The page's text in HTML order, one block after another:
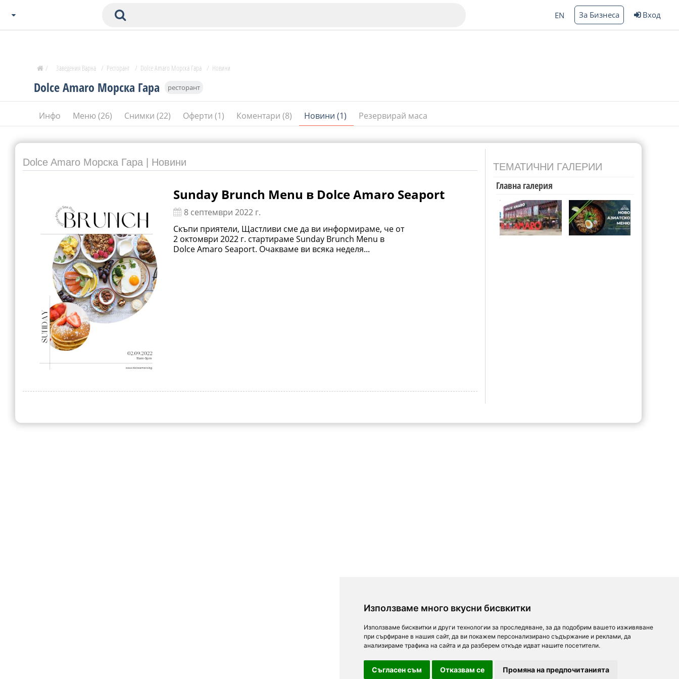
Използваме много вкусни бисвкитки
Използваме бисквитки и други технологии за проследяване, за да подобрим вашето изживяване
при сърфиране в нашия сайт, да ви покажем персонализирано съдържание и реклами, да
анализираме трафика на сайта и да разберем откъде идват нашите посетители.
Съгласен съм Отказвам се Промяна на предпочитанията
Пловдив
Бургас
В. Търново
Банско
СОФИЯ
Пловдив
Банско
EN За Бизнеса Вход
Dolce Amaro Морска Гара ресторант
Инфо Меню (26) Снимки (22) Оферти (1) Коментари (8) Новини (1) Резервирай маса
/ Заведения Варна / Ресторант / Dolce Amaro Морска Гара / Новини
Dolce Amaro Морска Гара | Новини
Sunday Brunch Menu в Dolce Amaro Seaport
8 септември 2022 г.
Скъпи приятели, Щастливи сме да ви информираме, че от
2 октомври 2022 г. стартираме Sunday Brunch Menu в
Dolce Amaro Seaport. Очакваме ви всяка неделя...
ТЕМАТИЧНИ ГАЛЕРИИ
Главна галерия